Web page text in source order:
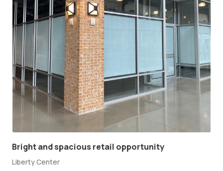
Bright and spacious retail opportunity
Liberty Center